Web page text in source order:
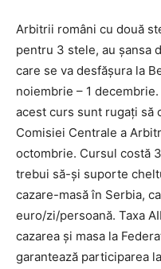
Arbitrii români cu două
pentru 3 stele, au șansa
care se va desfășura la
noiembrie – 1
acest curs sunt rugați să
Comisiei Centrale a
octombrie. Cursul costă
trebui să-și suporte
cazare-masă în Serbia,
euro/zi/persoană. Taxa
cazarea și masa la
garantează participarea